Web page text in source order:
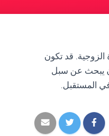
الزوجية. قد تكون
يبحث عن سبل
المستقبل.